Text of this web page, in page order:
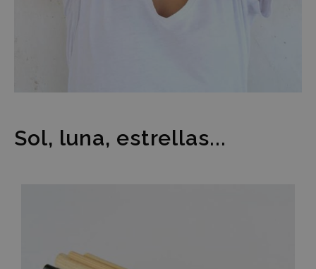
Sol, luna, estrellas...